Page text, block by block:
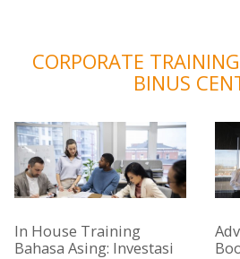
CORPORATE
BINUS
In House Training
Bahasa Asing: Investasi